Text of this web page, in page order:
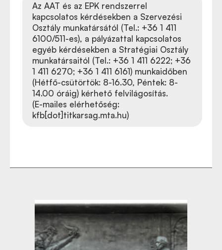
Az AAT és az EPK rendszerrel
kapcsolatos kérdésekben a Szervezési
Osztály munkatársától (Tel.: +36 1 411
6100/511-es), a pályázattal kapcsolatos
egyéb kérdésekben a Stratégiai Osztály
munkatársaitól (Tel.: +36 1 411 6222; +36
1 411 6270; +36 1 411 6161) munkaidőben
(Hétfő-csütörtök: 8-16.30, Péntek: 8-
14.00 óráig) kérhető felvilágosítás.
(E-mailes elérhetőség:
kfb[dot]titkarsag.mta.hu)